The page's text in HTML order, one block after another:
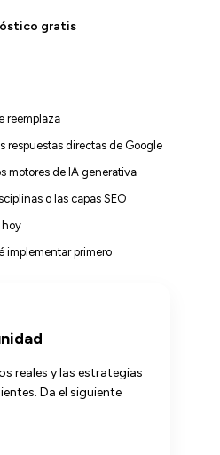
gratis
reemplaza
respuestas directas de Google
motores de IA generativa
o las capas SEO
hoy
primero
reales y las estrategias
Da el siguiente